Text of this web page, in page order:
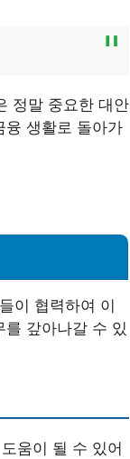
정말 중요한 대안
융 생활로 돌아가
이 협력하여 이
갚아나갈 수 있
움이 될 수 있어